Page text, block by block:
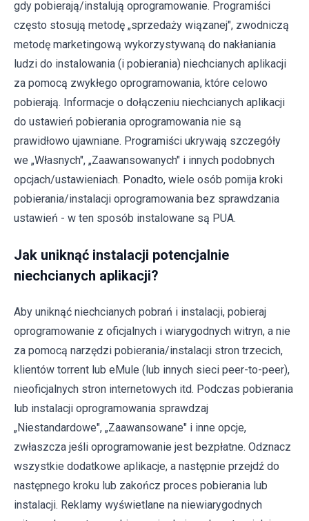
gdy pobierają/instalują oprogramowanie. Programiści
często stosują metodę „sprzedaży wiązanej", zwodniczą
metodę marketingową wykorzystywaną do nakłaniania
ludzi do instalowania (i pobierania) niechcianych aplikacji
za pomocą zwykłego oprogramowania, które celowo
pobierają. Informacje o dołączeniu niechcianych aplikacji
do ustawień pobierania oprogramowania nie są
prawidłowo ujawniane. Programiści ukrywają szczegóły
we „Własnych", „Zaawansowanych" i innych podobnych
opcjach/ustawieniach. Ponadto, wiele osób pomija kroki
pobierania/instalacji oprogramowania bez sprawdzania
ustawień - w ten sposób instalowane są PUA.
Jak uniknąć instalacji potencjalnie
niechcianych aplikacji?
Aby uniknąć niechcianych pobrań i instalacji, pobieraj
oprogramowanie z oficjalnych i wiarygodnych witryn, a nie
za pomocą narzędzi pobierania/instalacji stron trzecich,
klientów torrent lub eMule (lub innych sieci peer-to-peer),
nieoficjalnych stron internetowych itd. Podczas pobierania
lub instalacji oprogramowania sprawdzaj
„Niestandardowe", „Zaawansowane" i inne opcje,
zwłaszcza jeśli oprogramowanie jest bezpłatne. Odznacz
wszystkie dodatkowe aplikacje, a następnie przejdź do
następnego kroku lub zakończ proces pobierania lub
instalacji. Reklamy wyświetlane na niewiarygodnych